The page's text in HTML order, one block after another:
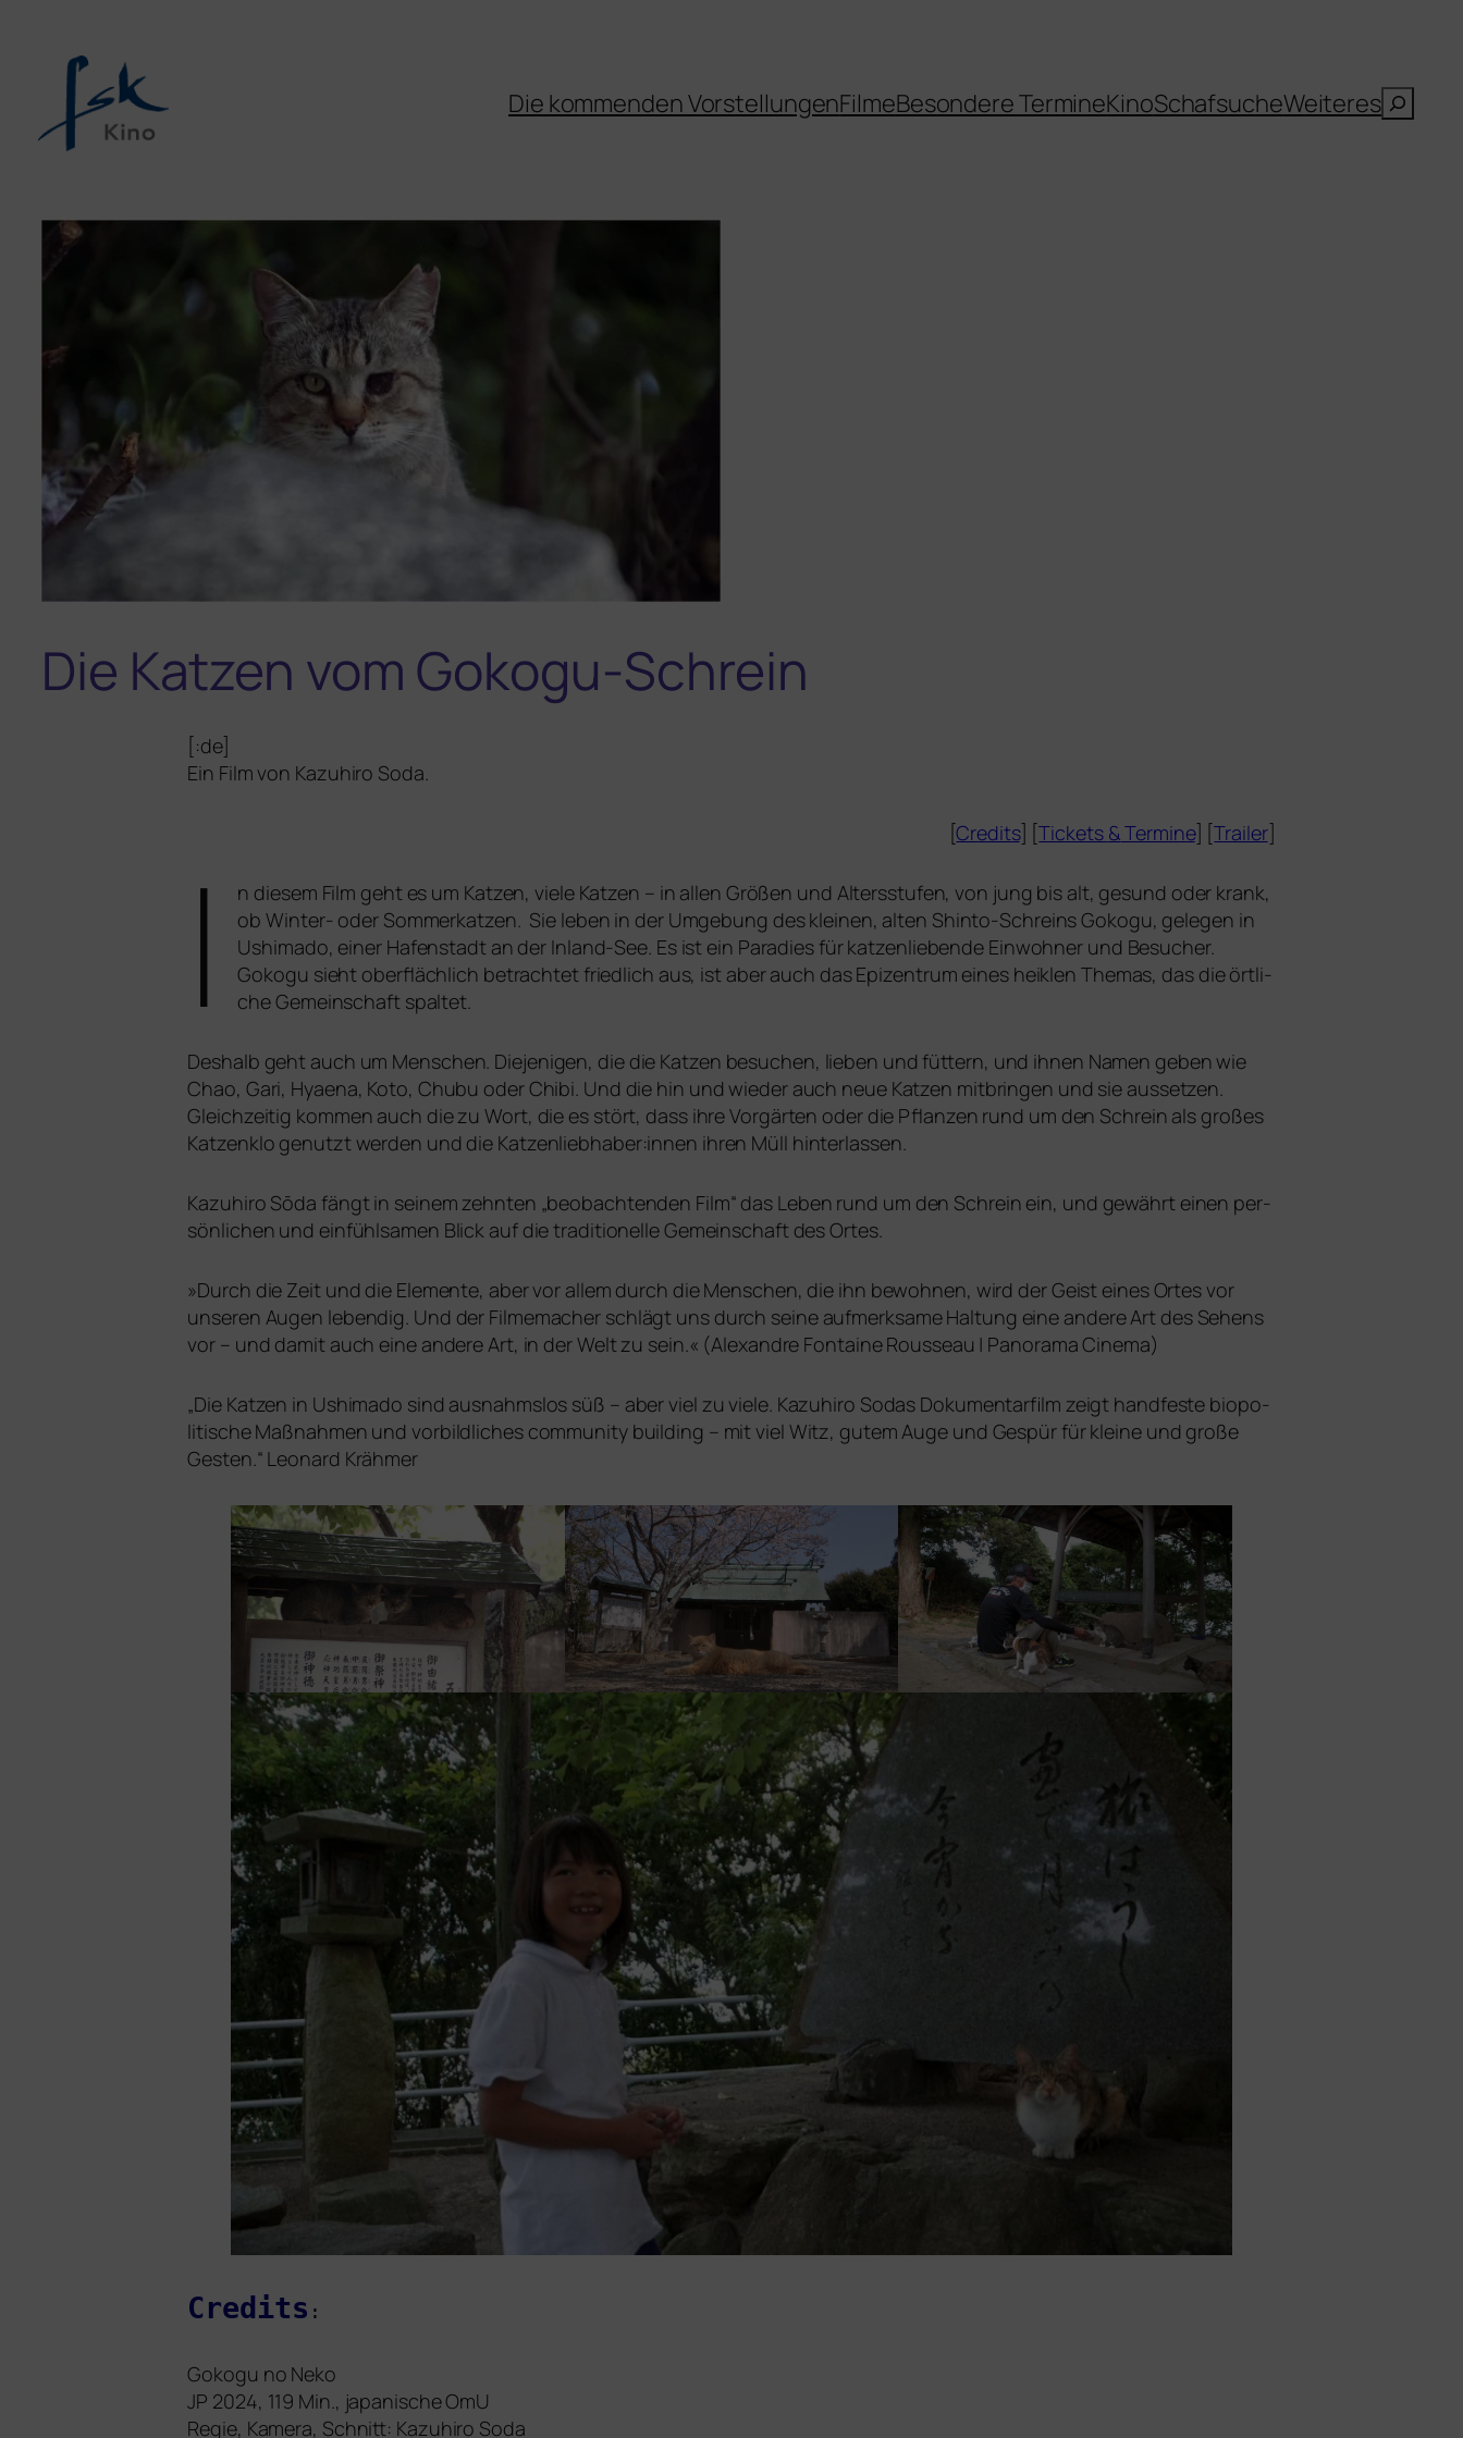
Die kommenden VorstellungenFilmeBesondere TermineKinoSchafsucheWeiteresSuchen
Die Katzen vom Gokogu-Schrein
[:de]
Ein Film von Kazuhiro Soda.
[Credits] [Tickets &Termine] [Trailer]
I
n die­sem Film geht es um Katzen, vie­le Katzen – in allen Größen und Altersstufen, von jung bis alt, gesund oder krank,
ob Winter- oder Sommerkatzen. Sie leben in der Umge­bung des klei­nen, alten Shinto-Schreins Gokogu, gele­gen in
Ushimado, einer Hafenstadt an der Inland-See. Es ist ein Paradies für kat­zen­lie­ben­de Einwohner und Besucher.
Gokogu sieht ober­fläch­lich betrach­tet fried­lich aus, ist aber auch das Epizentrum eines heik­len Themas, das die ört­li­
che Gemeinschaft spaltet.
Deshalb geht auch um Menschen. Diejenigen, die die Katzen besu­chen, lie­ben und füt­tern, und ihnen Namen geben wie
Chao, Gari, Hyaena, Koto, Chubu oder Chibi. Und die hin und wie­der auch neue Katzen mit­brin­gen und sie aus­set­zen.
Gleichzeitig kom­men auch die zu Wort, die es stört, dass ihre Vorgärten oder die Pflanzen rund um den Schrein als gro­ßes
Katzenklo genutzt wer­den und die Katzenliebhaber:innen ihren Müll hinterlassen.
Kazuhiro Sōda fängt in sei­nem zehn­ten „beob­ach­ten­den Film“ das Leben rund um den Schrein ein, und gewährt einen per­
sön­li­chen und ein­fühl­sa­men Blick auf die tra­di­tio­nel­le Gemeinschaft des Ortes.
»Durch die Zeit und die Elemente, aber vor allem durch die Menschen, die ihn bewoh­nen, wird der Geist eines Ortes vor
unse­ren Augen leben­dig. Und der Filmemacher schlägt uns durch sei­ne auf­merk­sa­me Haltung eine ande­re Art des Sehens
vor – und damit auch eine ande­re Art, in der Welt zu sein.« (Alexandre Fontaine Rousseau | Panorama Cinema)
„Die Katzen in Ushimado sind aus­nahms­los süß – aber viel zu vie­le. Kazuhiro Sodas Dokumentarfilm zeigt hand­fes­te bio­po­
li­ti­sche Maßnahmen und vor­bild­li­ches com­mu­ni­ty buil­ding – mit viel Witz, gutem Auge und Gespür für klei­ne und gro­ße
Gesten.“ Leonard Krähmer
Credits :
Gokogu no Neko
JP 2024, 119 Min., japa­ni­sche OmU
Regie, Kamera, Schnitt: Kazuhiro Soda